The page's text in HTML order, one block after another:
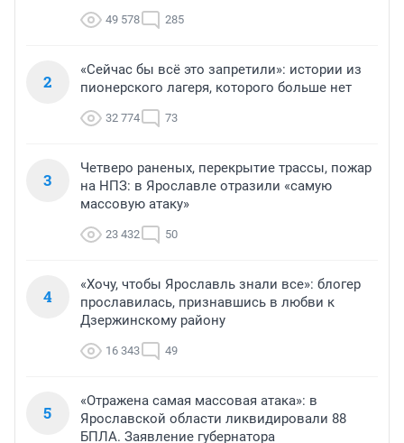
49 578 285
2
«Сейчас бы всё это запретили»: истории из
пионерского лагеря, которого больше нет
32 774 73
3
Четверо раненых, перекрытие трассы, пожар
на НПЗ: в Ярославле отразили «самую
массовую атаку»
23 432 50
4
«Хочу, чтобы Ярославль знали все»: блогер
прославилась, признавшись в любви к
Дзержинскому району
16 343 49
5
«Отражена самая массовая атака»: в
Ярославской области ликвидировали 88
БПЛА. Заявление губернатора